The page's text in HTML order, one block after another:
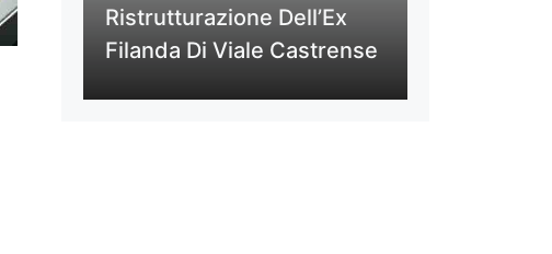
Ristrutturazione Dell’Ex
Filanda Di Viale Castrense